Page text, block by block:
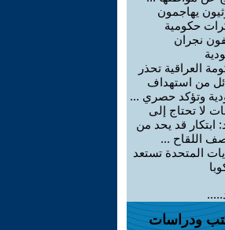
يهاجمون
حكومية
نجران
العراقية تحذر
من استهداف
وتؤكد حصري ...
لا تحتاج إلى
ابتكار قد يحد من
اللقاح ...
المتحدة تستعد
ودراسات